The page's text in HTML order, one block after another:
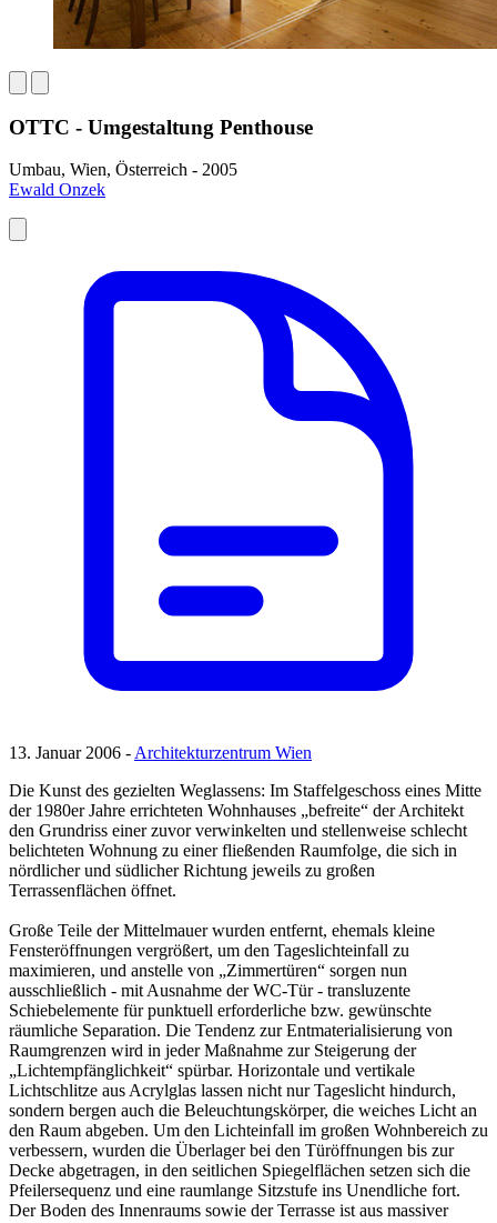
OTTC - Umgestaltung Penthouse
Umbau, Wien, Österreich - 2005
Ewald Onzek
13. Januar 2006 -Architekturzentrum Wien
Die Kunst des gezielten Weglassens: Im Staffelgeschoss eines Mitte
der 1980er Jahre errichteten Wohnhauses „befreite“ der Architekt
den Grundriss einer zuvor verwinkelten und stellenweise schlecht
belichteten Wohnung zu einer fließenden Raumfolge, die sich in
nördlicher und südlicher Richtung jeweils zu großen
Terrassenflächen öffnet.
Große Teile der Mittelmauer wurden entfernt, ehemals kleine
Fensteröffnungen vergrößert, um den Tageslichteinfall zu
maximieren, und anstelle von „Zimmertüren“ sorgen nun
ausschließlich - mit Ausnahme der WC-Tür - transluzente
Schiebelemente für punktuell erforderliche bzw. gewünschte
räumliche Separation. Die Tendenz zur Entmaterialisierung von
Raumgrenzen wird in jeder Maßnahme zur Steigerung der
„Lichtempfänglichkeit“ spürbar. Horizontale und vertikale
Lichtschlitze aus Acrylglas lassen nicht nur Tageslicht hindurch,
sondern bergen auch die Beleuchtungskörper, die weiches Licht an
den Raum abgeben. Um den Lichteinfall im großen Wohnbereich zu
verbessern, wurden die Überlager bei den Türöffnungen bis zur
Decke abgetragen, in den seitlichen Spiegelflächen setzen sich die
Pfeilersequenz und eine raumlange Sitzstufe ins Unendliche fort.
Der Boden des Innenraums sowie der Terrasse ist aus massiver